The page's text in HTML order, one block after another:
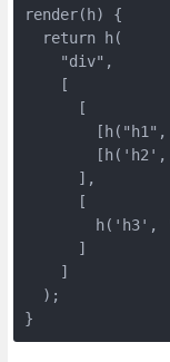
render(h) {
  return h(
    "div",
    [
      [
      ],
      [
h('h3',
      ]
    ]
  );